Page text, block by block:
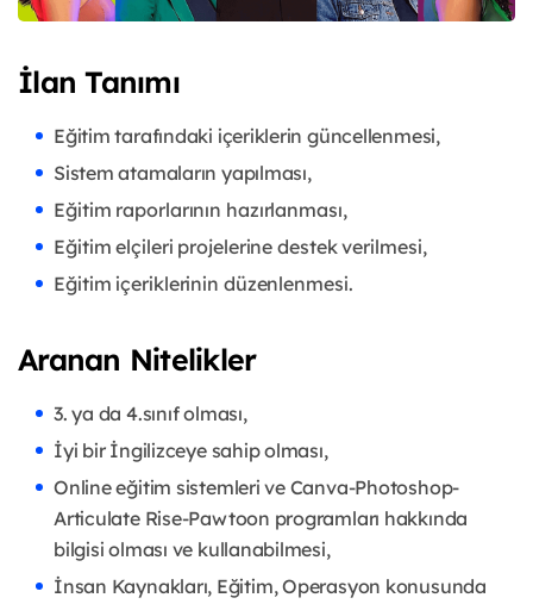
İlan Tanımı
Eğitim tarafındaki içeriklerin güncellenmesi,
Sistem atamaların yapılması,
Eğitim raporlarının hazırlanması,
Eğitim elçileri projelerine destek verilmesi,
Eğitim içeriklerinin düzenlenmesi.
Aranan Nitelikler
3. ya da 4.sınıf olması,
İyi bir İngilizceye sahip olması,
Online eğitim sistemleri ve Canva-Photoshop-
Articulate Rise-Pawtoon programları hakkında
bilgisi olması ve kullanabilmesi,
İnsan Kaynakları, Eğitim, Operasyon konusunda